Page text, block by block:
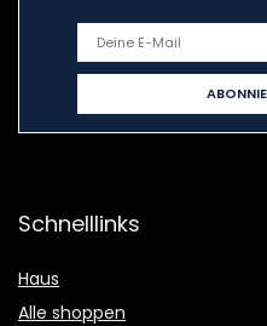
Schnelllinks
Haus
Alle shoppen